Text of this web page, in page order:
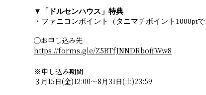
▼「ドルセンハウス」特典
・ファニコンポイント（タニマチポイント1000pt
◯お申し込み先
https://forms.gle/Z5RTfJNNDRboffWw8
※申し込み期間
３月15日(金)12:00～8月31日(土)23:59